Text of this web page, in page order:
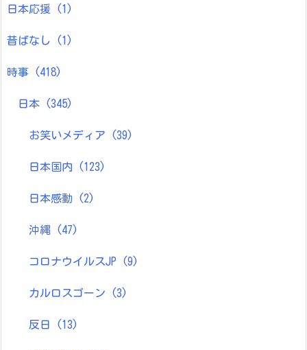
日本応援 (1)
昔ばなし (1)
時事 (418)
日本 (345)
お笑いメディア (39)
日本国内 (123)
日本感動 (2)
沖縄 (47)
コロナウイルスJP (9)
カルロスゴーン (3)
反日 (13)